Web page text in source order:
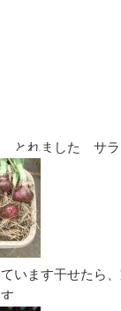
とれました サラ
います干せたら、